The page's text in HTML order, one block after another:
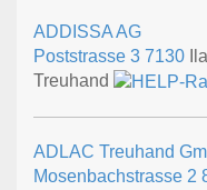
ADDISSA AG
Poststrasse 3 7130
Treuhand
ADLAC Treuhand
Mosenbachstrasse 2